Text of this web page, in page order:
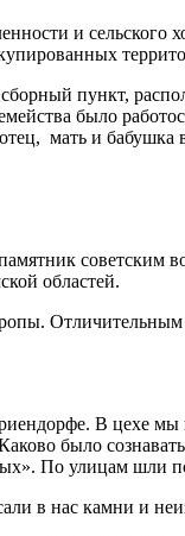
и сельского
пункт,
было
мать и
советским
областей.
В цехе
было
По улицам шли
в нас камни и